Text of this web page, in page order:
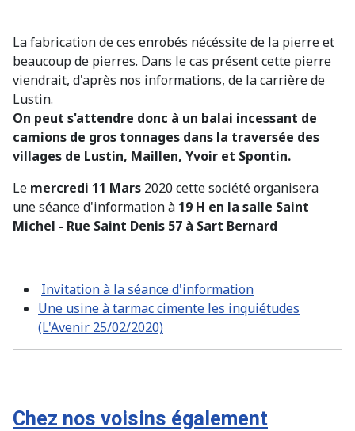
La fabrication de ces enrobés nécéssite de la pierre et
beaucoup de pierres. Dans le cas présent cette pierre
viendrait, d'après nos informations, de la carrière de
Lustin.
On peut s'attendre donc à un balai incessant de
camions de gros tonnages dans la traversée des
villages de Lustin, Maillen, Yvoir et Spontin.
Le mercredi 11 Mars 2020 cette société organisera
une séance d'information à 19 H en la salle Saint
Michel - Rue Saint Denis 57 à Sart Bernard
Invitation à la séance d'information
Une usine à tarmac cimente les inquiétudes
(L'Avenir 25/02/2020)
Chez nos voisins également